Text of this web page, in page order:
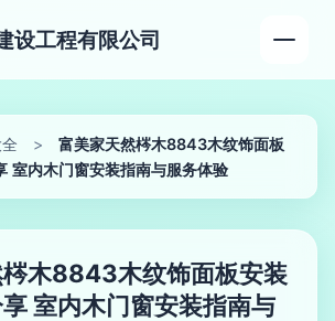
设工程有限公司
>
富美家天然梣木8843木纹饰面板
室内木门窗安装指南与服务体验
木8843木纹饰面板安装
室内木门窗安装指南与